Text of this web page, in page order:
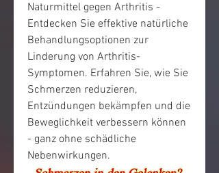
Naturmittel gegen Arthritis -
Entdecken Sie effektive natürliche
Behandlungsoptionen zur
Linderung von Arthritis-
Symptomen. Erfahren Sie, wie Sie
Schmerzen reduzieren,
Entzündungen bekämpfen und die
Beweglichkeit verbessern können
- ganz ohne schädliche
Nebenwirkungen.